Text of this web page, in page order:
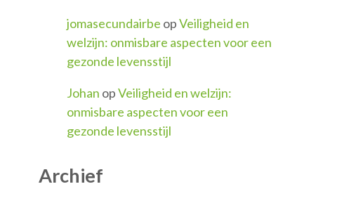
jomasecundairbe opVeiligheid en
welzijn: onmisbare aspecten voor een
gezonde levensstijl
Johan opVeiligheid en welzijn:
onmisbare aspecten voor een
gezonde levensstijl
Archief